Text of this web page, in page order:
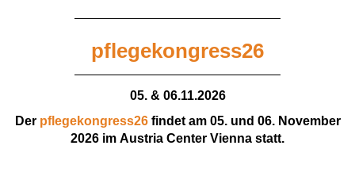
pflegekongress26
05. & 06.11.2026
Der pflegekongress26findet am05. und 06. November
2026 im Austria Center Vienna statt.